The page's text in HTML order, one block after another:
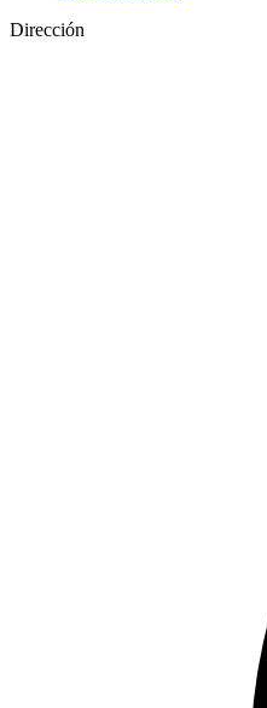
Dirección